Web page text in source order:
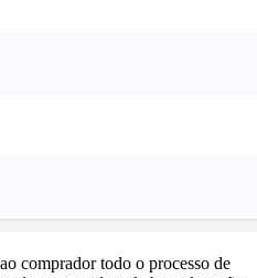
comprador todo o processo de